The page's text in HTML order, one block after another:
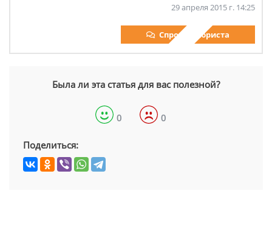
29 апреля 2015 г. 14:25
Спросить юриста
Была ли эта статья для вас полезной?
0 0
Поделиться: